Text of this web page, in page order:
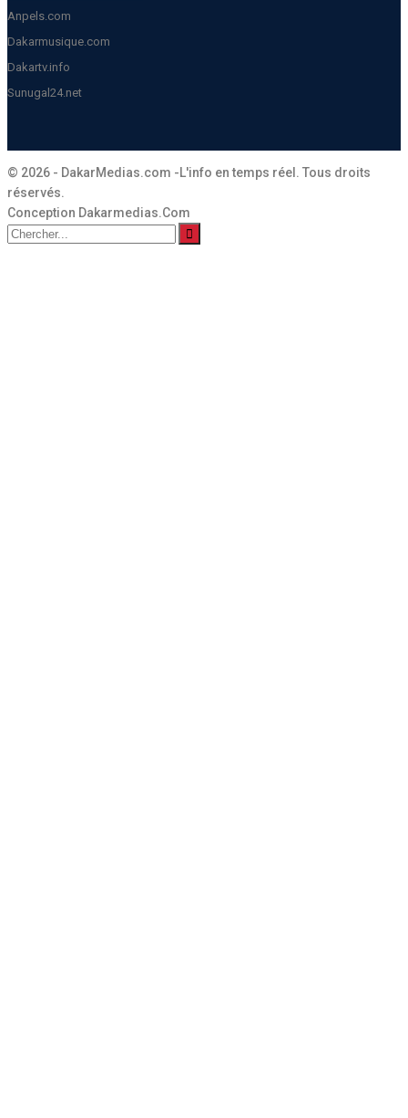
Anpels.com
Dakarmusique.com
Dakartv.info
Sunugal24.net
© 2026 - DakarMedias.com -L'info en temps réel. Tous droits
réservés.
Conception Dakarmedias.Com